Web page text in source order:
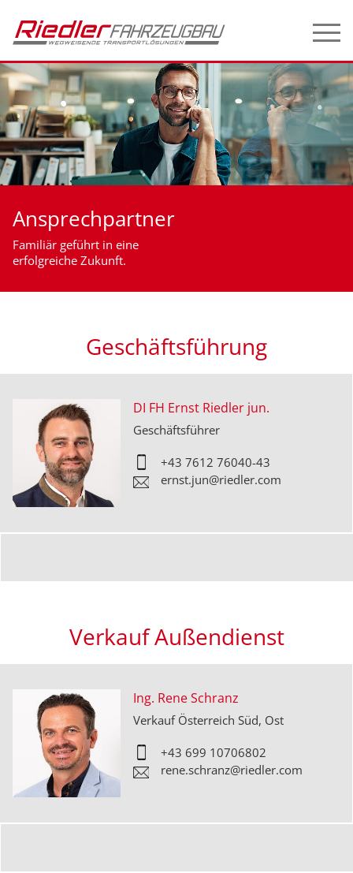
Ansprechpartner
Familiär geführt in eine
erfolgreiche Zukunft.
Geschäftsführung
DI FH Ernst Riedler jun.
Geschäftsführer
+43 7612 76040-43
ernst.jun@riedler.com
Verkauf Außendienst
Ing. Rene Schranz
Verkauf Österreich Süd, Ost
+43 699 10706802
rene.schranz@riedler.com